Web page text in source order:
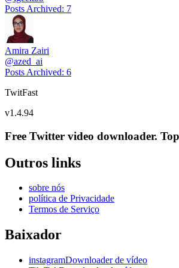
Posts Archived: 7
Amira Zairi
@azed_ai
Posts Archived: 6
TwitFast
v1.4.94
Free Twitter video downloader.
Outros links
sobre nós
política de Privacidade
Termos de Serviço
Baixador
instagramDownloader de vídeo